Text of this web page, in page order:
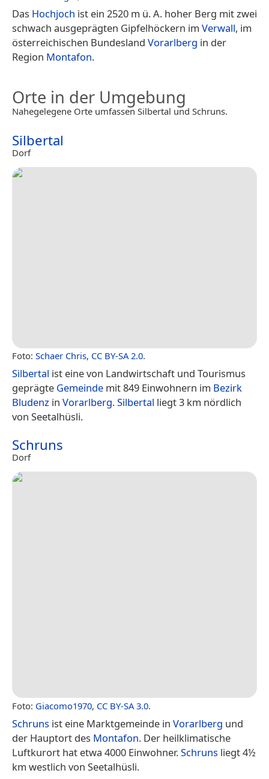
Das Hochjoch ist ein 2520 m ü. A. hoher Berg mit zwei
schwach ausgeprägten Gipfelhöckern im Verwall, im
österreichischen Bundesland Vorarlberg in der
Region Montafon.
Orte in der Umgebung
Nahegelegene Orte umfassen Silbertal und Schruns.
Silbertal
Dorf
Foto: Schaer Chris, CC BY-SA 2.0.
Silbertal ist eine von Landwirtschaft und Tourismus
geprägte Gemeinde mit 849 Einwohnern im Bezirk
Bludenz in Vorarlberg.Silbertal liegt 3 km nördlich
von Seetalhüsli.
Schruns
Dorf
Foto: Giacomo1970, CC BY-SA 3.0.
Schruns ist eine Marktgemeinde in Vorarlberg und
der Hauptort des Montafon. Der heilklimatische
Luftkurort hat etwa 4000 Einwohner.Schruns liegt 4½
km westlich von Seetalhüsli.